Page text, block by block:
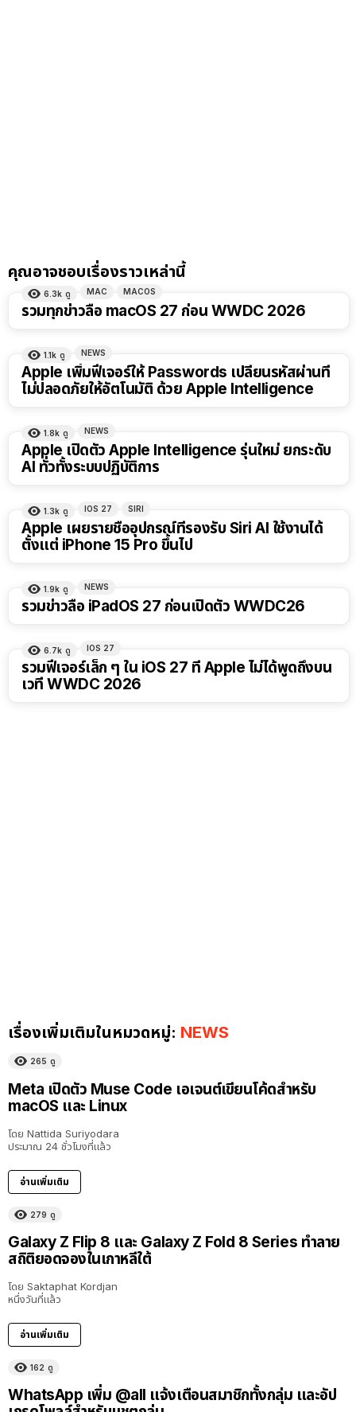
คุณอาจชอบเรื่องราวเหล่านี้
6.3k ดู MAC MACOS
รวมทุกข่าวลือ macOS 27 ก่อน WWDC 2026
1.1k ดู NEWS
Apple เพิ่มฟีเจอร์ให้ Passwords เปลี่ยนรหัสผ่านที่
ไม่ปลอดภัยให้อัตโนมัติ ด้วย Apple Intelligence
1.8k ดู NEWS
Apple เปิดตัว Apple Intelligence รุ่นใหม่ ยกระดับ
AI ทั่วทั้งระบบปฏิบัติการ
1.3k ดู IOS 27 SIRI
Apple เผยรายชื่ออุปกรณ์ที่รองรับ Siri AI ใช้งานได้
ตั้งแต่ iPhone 15 Pro ขึ้นไป
1.9k ดู NEWS
รวมข่าวลือ iPadOS 27 ก่อนเปิดตัว WWDC26
6.7k ดู IOS 27
รวมฟีเจอร์เล็ก ๆ ใน iOS 27 ที่ Apple ไม่ได้พูดถึงบน
เวที WWDC 2026
เรื่องเพิ่มเติมในหมวดหมู่: NEWS
265 ดู
Meta เปิดตัว Muse Code เอเจนต์เขียนโค้ดสำหรับ
macOS และ Linux
โดย Nattida Suriyodara
ประมาณ 24 ชั่วโมงที่แล้ว
อ่านเพิ่มเติม
279 ดู
Galaxy Z Flip 8 และ Galaxy Z Fold 8 Series ทำลาย
สถิติยอดจองในเกาหลีใต้
โดย Saktaphat Kordjan
หนึ่งวันที่แล้ว
อ่านเพิ่มเติม
162 ดู
WhatsApp เพิ่ม @all แจ้งเตือนสมาชิกทั้งกลุ่ม และอัป